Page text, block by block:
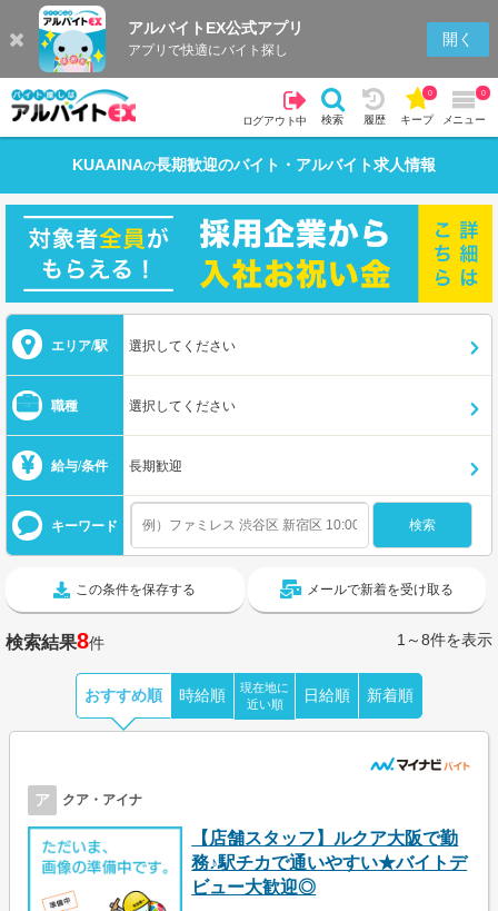
アルバイトEX公式アプリ
アプリで快適にバイト探し
開く
ログアウト中 検索 履歴 キープ
0
メニュー
0
KUAAINAの長期歓迎のバイト・アルバイト求人情報
エリア/駅 選択してください
職種 選択してください
給与/条件 長期歓迎
キーワード
この条件を保存する メールで新着を受け取る
検索結果8件 1～8件を表示
おすすめ順 時給順
現在地に
近い順
日給順 新着順
ア クア・アイナ
【店舗スタッフ】ルクア大阪で勤
務♪駅チカで通いやすい★バイトデ
ビュー大歓迎◎